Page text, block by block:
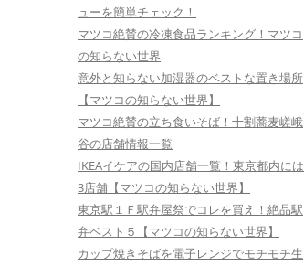
ューを簡単チェック！
マツコ絶賛の冷凍食品ランキング！マツコ
の知らない世界
意外と知らない加湿器のベストな置き場所
【マツコの知らない世界】
マツコ絶賛の立ち食いそば！十割蕎麦嵯峨
谷の店舗情報一覧
IKEAイケアの国内店舗一覧！東京都内には
3店舗【マツコの知らない世界】
東京駅１Ｆ駅弁屋祭でコレを買え！絶品駅
弁ベスト５【マツコの知らない世界】
カップ焼きそばを電子レンジでモチモチ生